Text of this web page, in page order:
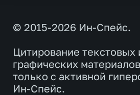
© 2015-2026 Ин-Спейс.
Цитирование текстовых
графических
только с активной
Ин-Спейс.